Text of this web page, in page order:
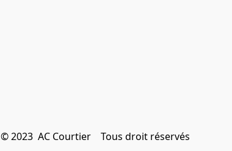
© 2023  AC Courtier    Tous droit réservés